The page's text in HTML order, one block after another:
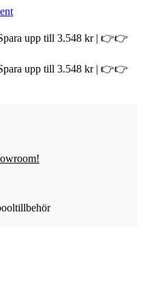
upp till 3.548 kr | 👉👉
upp till 3.548 kr | 👉👉